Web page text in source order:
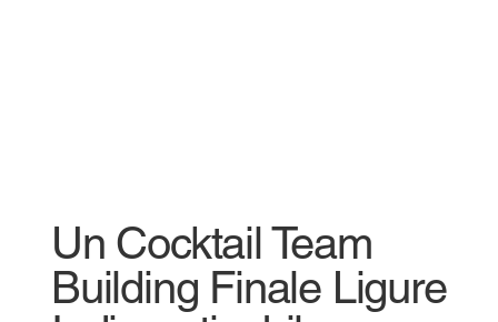
Un Cocktail Team
Building Finale Ligure